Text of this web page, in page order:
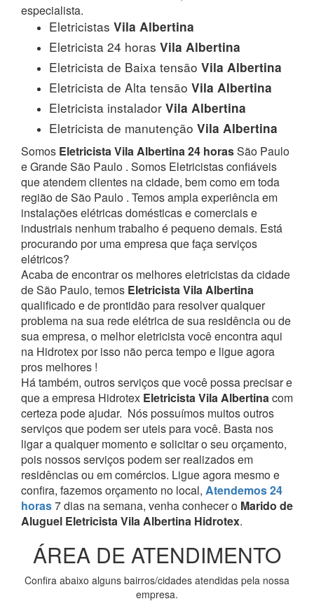
especialista.
Eletricistas Vila Albertina
Eletricista 24 horas Vila Albertina
Eletricista de Baixa tensão Vila Albertina
Eletricista de Alta tensão Vila Albertina
Eletricista instalador Vila Albertina
Eletricista de manutenção Vila Albertina
Somos Eletricista Vila Albertina 24 horasSão Paulo
e Grande São Paulo . Somos Eletricistas confiáveis
que atendem clientes na cidade, bem como em toda
região de São Paulo . Temos ampla experiência em
instalações elétricas domésticas e comerciais e
industriais nenhum trabalho é pequeno demais. Está
procurando por uma empresa que faça serviços
elétricos?
Acaba de encontrar os melhores eletricistas da cidade
de São Paulo, temos Eletricista Vila Albertina
qualificado e de prontidão para resolver qualquer
problema na sua rede elétrica de sua residência ou de
sua empresa, o melhor eletricista você encontra aqui
na Hidrotex por isso não perca tempo e ligue agora
pros melhores !
Há também, outros serviços que você possa precisar e
que a empresa Hidrotex Eletricista Vila Albertinacom
certeza pode ajudar. Nós possuímos muitos outros
serviços que podem ser uteis para você. Basta nos
ligar a qualquer momento e solicitar o seu orçamento,
pois nossos serviços podem ser realizados em
residências ou em comércios. Ligue agora mesmo e
confira, fazemos orçamento no local, Atendemos 24
horas7 dias na semana, venha conhecer o Marido de
Aluguel Eletricista Vila Albertina Hidrotex.
ÁREA DE ATENDIMENTO
Confira abaixo alguns bairros/cidades atendidas pela nossa
empresa.